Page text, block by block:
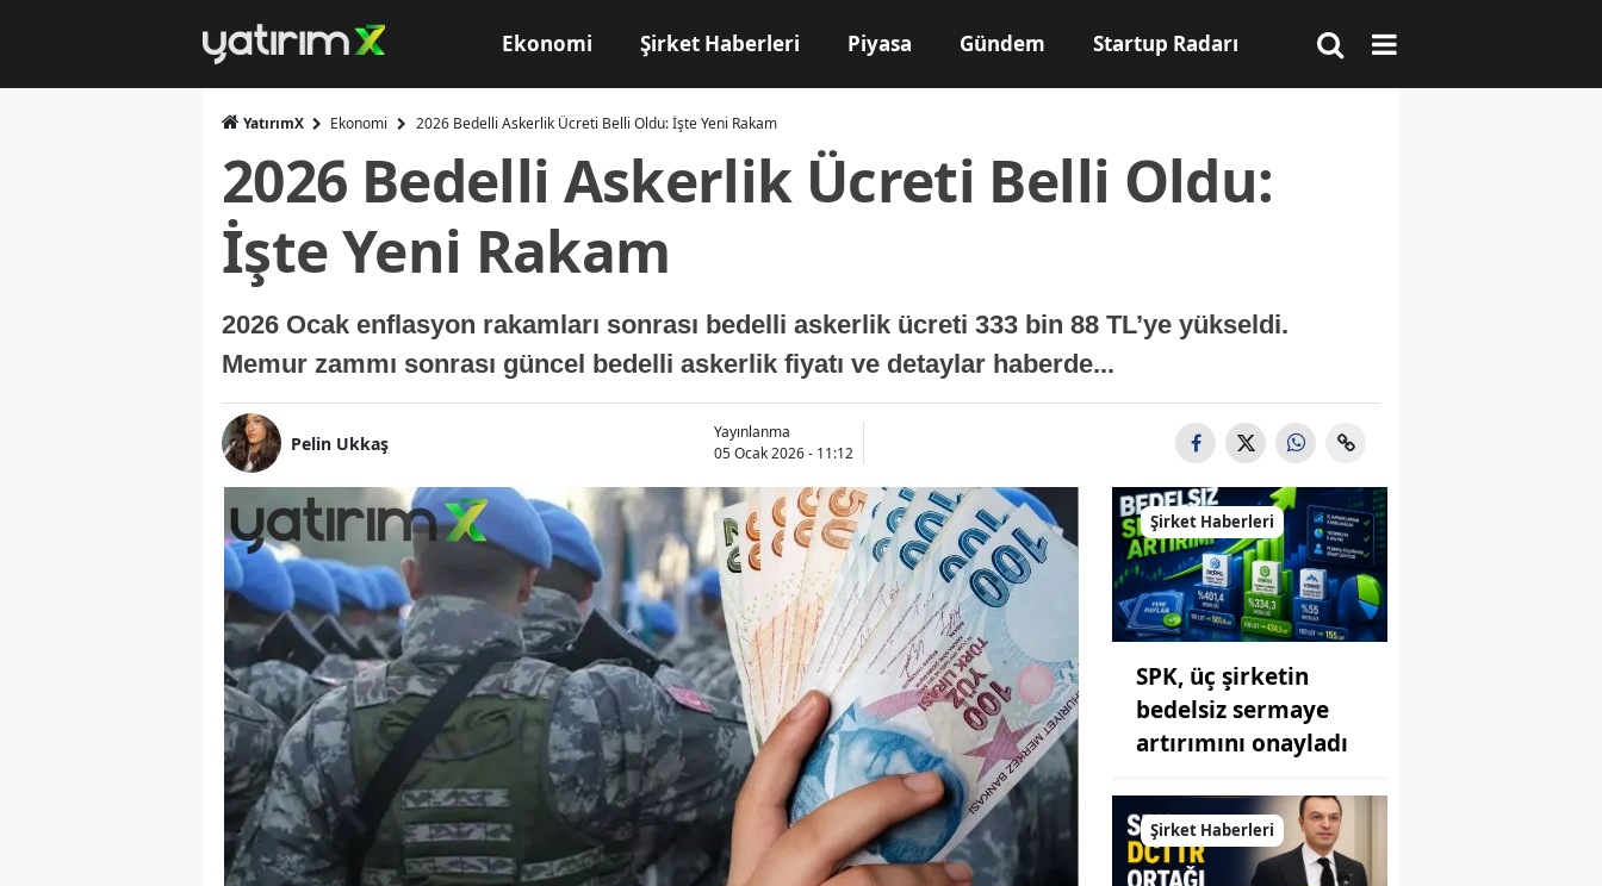
Ekonomi Şirket Haberleri Piyasa Gündem Startup Radarı
YatırımX Ekonomi 2026 Bedelli Askerlik Ücreti Belli Oldu: İşte Yeni Rakam
2026 Bedelli Askerlik Ücreti Belli Oldu:
İşte Yeni Rakam
2026 Ocak enflasyon rakamları sonrası bedelli askerlik ücreti 333 bin 88 TL’ye yükseldi.
Memur zammı sonrası güncel bedelli askerlik fiyatı ve detaylar haberde...
Pelin Ukkaş
Yayınlanma
05 Ocak 2026 - 11:12
Şirket Haberleri
SPK, üç şirketin
bedelsiz sermaye
artırımını onayladı
Şirket Haberleri